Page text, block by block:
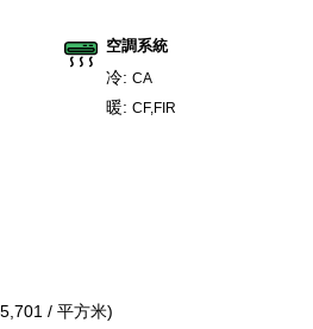
空調系統
冷: CA
暖: CF,FIR
/ 平方米)